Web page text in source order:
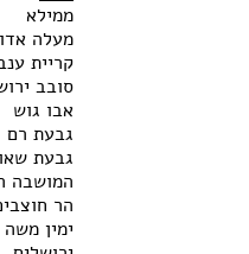
ממילא
מעלה
קריית
סובב
אבו גוש
גבעת רם
גבעת
המושבה
הר
ימין משה